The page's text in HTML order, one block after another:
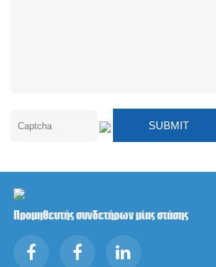
Προμηθευτής συνδετήρων μίας στάσης